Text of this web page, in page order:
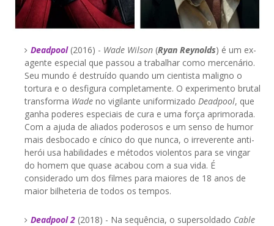
Deadpool(2016) - Wade Wilson (Ryan Reynolds) é um ex-
agente especial que passou a trabalhar como mercenário.
Seu mundo é destruído quando um cientista maligno o
tortura e o desfigura completamente. O experimento brutal
transforma Wade no vigilante uniformizado Deadpool, que
ganha poderes especiais de cura e uma força aprimorada.
Com a ajuda de aliados poderosos e um senso de humor
mais desbocado e cínico do que nunca, o irreverente anti-
herói usa habilidades e métodos violentos para se vingar
do homem que quase acabou com a sua vida. É
considerado um dos filmes para maiores de 18 anos de
maior bilheteria de todos os tempos.
Deadpool 2 (2018) - Na sequência, o supersoldado Cable